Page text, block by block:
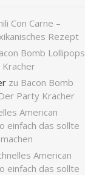
Con Carne –
Rezept
Bomb Lollipops
zu Bacon Bomb
Party Kracher
American
einfach das sollte
American
einfach das sollte